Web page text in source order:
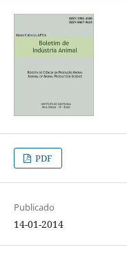
PDF
Publicado
14-01-2014